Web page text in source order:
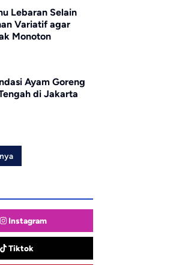
Lebaran Selain
Variatif agar
Monoton
Ayam Goreng
di Jakarta
Instagram
Tiktok